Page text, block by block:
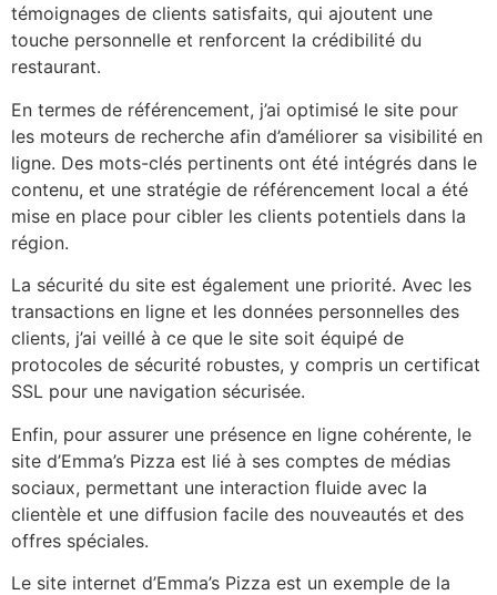
témoignages de clients satisfaits, qui ajoutent une
touche personnelle et renforcent la crédibilité du
restaurant.
En termes de référencement, j’ai optimisé le site pour
les moteurs de recherche afin d’améliorer sa visibilité en
ligne. Des mots-clés pertinents ont été intégrés dans le
contenu, et une stratégie de référencement local a été
mise en place pour cibler les clients potentiels dans la
région.
La sécurité du site est également une priorité. Avec les
transactions en ligne et les données personnelles des
clients, j’ai veillé à ce que le site soit équipé de
protocoles de sécurité robustes, y compris un certificat
SSL pour une navigation sécurisée.
Enfin, pour assurer une présence en ligne cohérente, le
site d’Emma’s Pizza est lié à ses comptes de médias
sociaux, permettant une interaction fluide avec la
clientèle et une diffusion facile des nouveautés et des
offres spéciales.
Le site internet d’Emma’s Pizza est un exemple de la